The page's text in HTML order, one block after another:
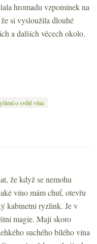
hromadu vzpomínek na
si vysloužila dlouhé
a dalších věcech okolo.
o světě vína
že když se nemohu
víno mám chuť, otevřu
kabinetní ryzlink. Je v
magie. Mají skoro
suchého bílého vína